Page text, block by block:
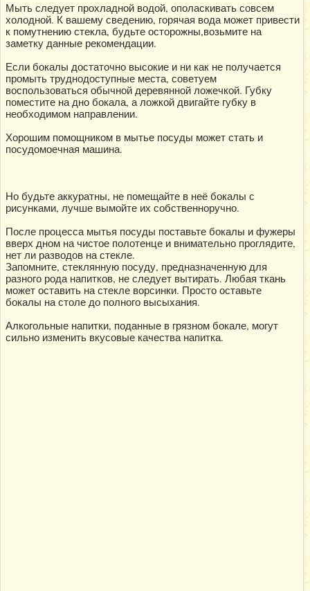
Мыть следует прохладной водой, ополаскивать совсем
холодной. К вашему сведению, горячая вода может привести
к помутнению стекла, будьте осторожны,возьмите на
заметку данные рекомендации.
Если бокалы достаточно высокие и ни как не получается
промыть труднодоступные места, советуем
воспользоваться обычной деревянной ложечкой. Губку
поместите на дно бокала, а ложкой двигайте губку в
необходимом направлении.
Хорошим помощником в мытье посуды может стать и
посудомоечная машина.
Но будьте аккуратны, не помещайте в неё бокалы с
рисунками, лучше вымойте их собственноручно.
После процесса мытья посуды поставьте бокалы и фужеры
вверх дном на чистое полотенце и внимательно проглядите,
нет ли разводов на стекле.
Запомните, стеклянную посуду, предназначенную для
разного рода напитков, не следует вытирать. Любая ткань
может оставить на стекле ворсинки. Просто оставьте
бокалы на столе до полного высыхания.
Алкогольные напитки, поданные в грязном бокале, могут
сильно изменить вкусовые качества напитка.